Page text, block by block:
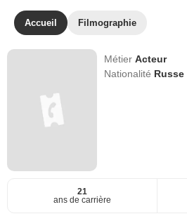
Accueil Filmographie
MétierActeur
Nationalité Russe
21
ans de carrière